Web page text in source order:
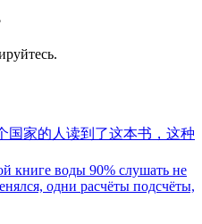
国家的人读到了这本书，这种
книге воды 90% слушать не
одни расчёты подсчёты,